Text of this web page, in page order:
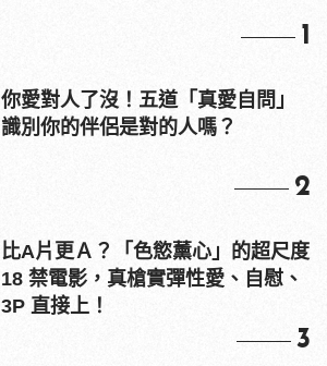
1
你愛對人了沒！五道「真愛自問」
識別你的伴侶是對的人嗎？
2
比A片更Ａ？「色慾薰心」的超尺度
18 禁電影，真槍實彈性愛、自慰、
3P 直接上！
3